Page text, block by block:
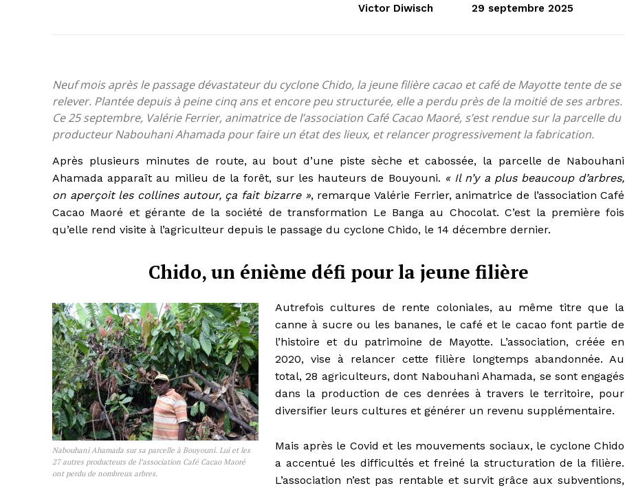
Victor Diwisch 29 septembre 2025
Neuf mois après le passage dévastateur du cyclone Chido, la jeune filière cacao et café de Mayotte tente de se
relever. Plantée depuis à peine cinq ans et encore peu structurée, elle a perdu près de la moitié de ses arbres.
Ce 25 septembre, Valérie Ferrier, animatrice de l’association Café Cacao Maoré, s’est rendue sur la parcelle du
producteur Nabouhani Ahamada pour faire un état des lieux, et relancer progressivement la fabrication.
Après plusieurs minutes de route, au bout d’une piste sèche et cabossée, la parcelle de Nabouhani
Ahamada apparaît au milieu de la forêt, sur les hauteurs de Bouyouni. « Il n’y a plus beaucoup d’arbres,
on aperçoit les collines autour, ça fait bizarre », remarque Valérie Ferrier, animatrice de l’association Café
Cacao Maoré et gérante de la société de transformation Le Banga au Chocolat. C’est la première fois
qu’elle rend visite à l’agriculteur depuis le passage du cyclone Chido, le 14 décembre dernier.
Chido, un énième défi pour la jeune filière
Nabouhani Ahamada sur sa parcelle à Bouyouni. Lui et les
27 autres producteurs de l’association Café Cacao Maoré
ont perdu de nombreux arbres.
Autrefois cultures de rente coloniales, au même titre que la
canne à sucre ou les bananes, le café et le cacao font partie de
l’histoire et du patrimoine de Mayotte. L’association, créée en
2020, vise à relancer cette filière longtemps abandonnée. Au
total, 28 agriculteurs, dont Nabouhani Ahamada, se sont engagés
dans la production de ces denrées à travers le territoire, pour
diversifier leurs cultures et générer un revenu supplémentaire.
Mais après le Covid et les mouvements sociaux, le cyclone Chido
a accentué les difficultés et freiné la structuration de la filière.
L’association n’est pas rentable et survit grâce aux subventions,